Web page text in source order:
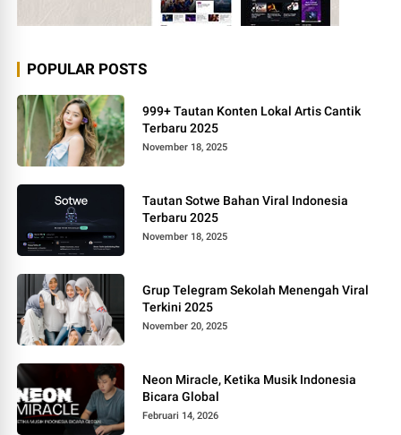
POPULAR POSTS
999+ Tautan Konten Lokal Artis Cantik
Terbaru 2025
November 18, 2025
Tautan Sotwe Bahan Viral Indonesia
Terbaru 2025
November 18, 2025
Grup Telegram Sekolah Menengah Viral
Terkini 2025
November 20, 2025
Neon Miracle, Ketika Musik Indonesia
Bicara Global
Februari 14, 2026